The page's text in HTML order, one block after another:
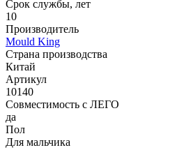
Срок службы, лет
10
Производитель
Mould King
Страна производства
Китай
Артикул
10140
Совместимость с ЛЕГО
да
Пол
Для мальчика